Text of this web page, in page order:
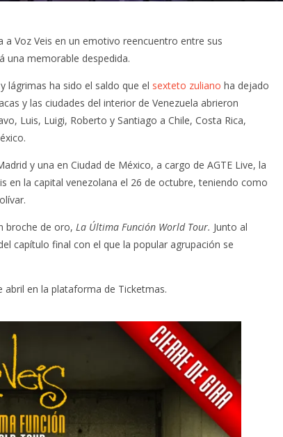
a Voz Veis en un emotivo reencuentro entre sus
una memorable despedida.
lágrimas ha sido el saldo que el sexteto zuliano ha dejado
y las ciudades del interior de Venezuela abrieron
Luis, Luigi, Roberto y Santiago a Chile, Costa Rica,
y una en Ciudad de México, a cargo de AGTE Live, la
en la capital venezolana el 26 de octubre, teniendo como
broche de oro, La Última Función World Tour. Junto al
capítulo final con el que la popular agrupación se
en la plataforma de Ticketmas.